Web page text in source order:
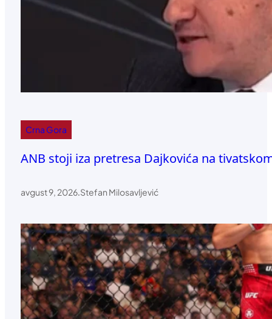
Crna Gora
ANB stoji iza pretresa Dajkovića na
avgust 9, 2026.Stefan Milosavljević